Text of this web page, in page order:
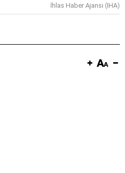
İhlas Haber Ajansı (IHA)